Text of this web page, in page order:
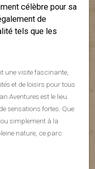
célèbre pour sa
de
tels que les
une visite fascinante,
et de loisirs pour tous
Aventures est le lieu
sensations fortes. Que
simplement à la
nature, ce parc